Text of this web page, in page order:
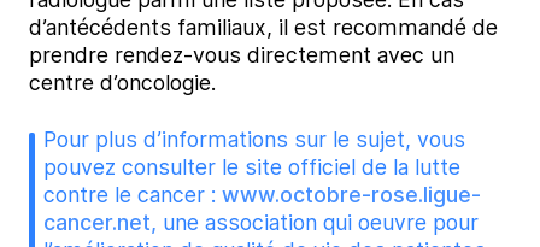
d’antécédents familiaux, il est recommandé de
prendre rendez-vous directement avec un
centre d’oncologie.
Pour plus d’informations sur le sujet, vous
pouvez consulter le site officiel de la lutte
contre le cancer : www.octobre-rose.ligue-
cancer.net, une association qui oeuvre pour